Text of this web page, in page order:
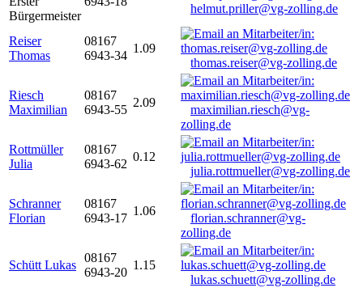
Bürgermeister
helmut.priller@vg-zolling.de
Reiser
Thomas
08167
6943-34
1.09
thomas.reiser@vg-zolling.de
Riesch
Maximilian
08167
6943-55
2.09
maximilian.riesch@vg-
zolling.de
Rottmüller
Julia
08167
6943-62
0.12
julia.rottmueller@vg-zolling.de
Schranner
Florian
08167
6943-17
1.06
florian.schranner@vg-
zolling.de
Schütt Lukas
08167
6943-20
1.15
lukas.schuett@vg-zolling.de